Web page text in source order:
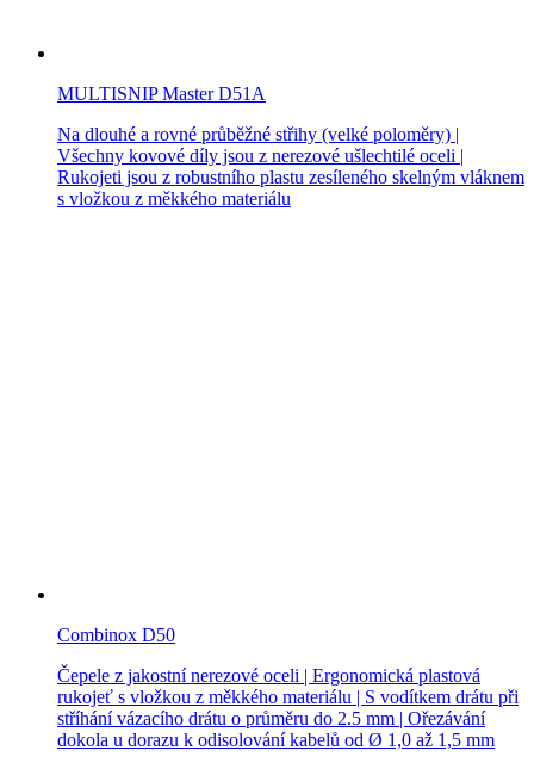
MULTISNIP Master D51A
Na dlouhé a rovné průběžné střihy (velké poloměry) |
Všechny kovové díly jsou z nerezové ušlechtilé oceli |
Rukojeti jsou z robustního plastu zesíleného skelným vláknem
s vložkou z měkkého materiálu
Combinox D50
Čepele z jakostní nerezové oceli | Ergonomická plastová
rukojeť s vložkou z měkkého materiálu | S vodítkem drátu při
stříhání vázacího drátu o průměru do 2.5 mm | Ořezávání
dokola u dorazu k odisolování kabelů od Ø 1,0 až 1,5 mm